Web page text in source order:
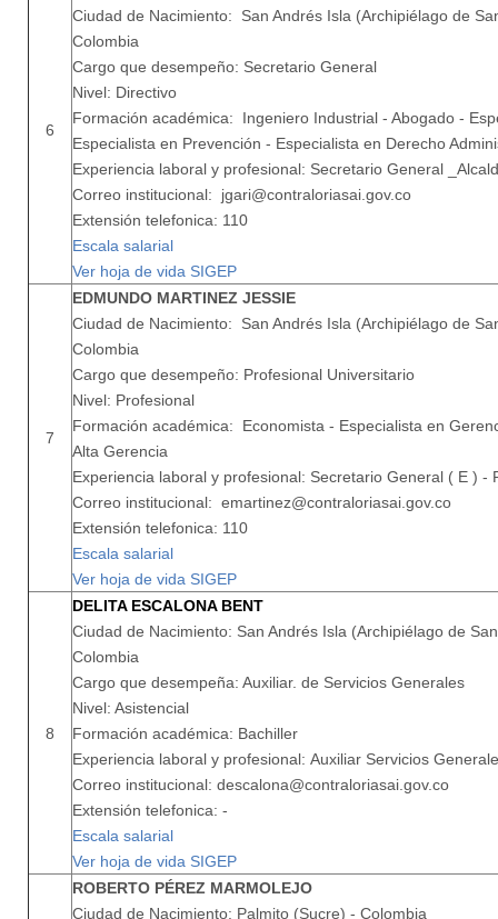
6
Ciudad de Nacimiento: San Andrés Isla (Archipiélago de
Colombia
Cargo que desempeño: Secretario General
Nivel: Directivo
Formación académica: Ingeniero Industrial - Abogado -
Especialista en Prevención - Especialista en Derecho
Experiencia laboral y profesional: Secretario General
Correo institucional: jgari@contraloriasai.gov.co
Extensión telefonica: 110
Escala salarial
Ver hoja de vida SIGEP
7
EDMUNDO MARTINEZ JESSIE
Ciudad de Nacimiento: San Andrés Isla (Archipiélago de
Colombia
Cargo que desempeño: Profesional Universitario
Nivel: Profesional
Formación académica: Economista - Especialista en
Alta Gerencia
Experiencia laboral y profesional: Secretario General ( E ) -
Correo institucional: emartinez@contraloriasai.gov.co
Extensión telefonica: 110
Escala salarial
Ver hoja de vida SIGEP
8
DELITA ESCALONA BENT
Ciudad de Nacimiento: San Andrés Isla (Archipiélago de
Colombia
Cargo que desempeña: Auxiliar. de Servicios Generales
Nivel: Asistencial
Formación académica: Bachiller
Experiencia laboral y profesional: Auxiliar Servicios
Correo institucional: descalona@contraloriasai.gov.co
Extensión telefonica: -
Escala salarial
Ver hoja de vida SIGEP
ROBERTO PÉREZ MARMOLEJO
Ciudad de Nacimiento: Palmito (Sucre) - Colombia